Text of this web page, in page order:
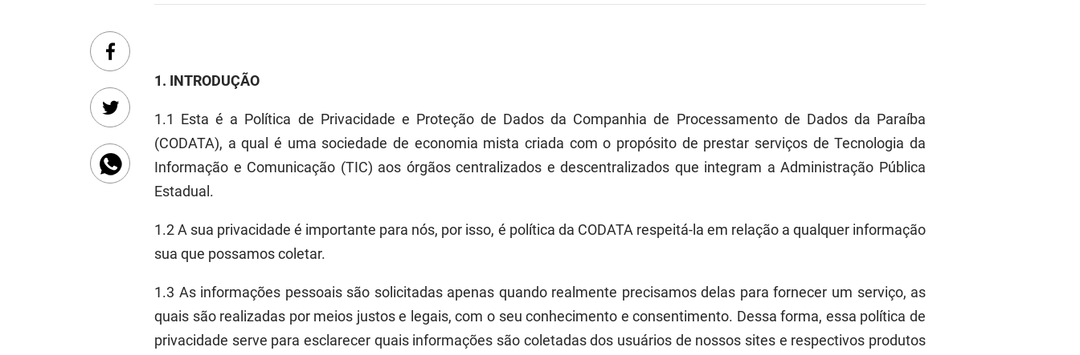
1. INTRODUÇÃO
1.1 Esta é a Política de Privacidade e Proteção de Dados da Companhia de Processamento de Dados da Paraíba
(CODATA), a qual é uma sociedade de economia mista criada com o propósito de prestar serviços de Tecnologia da
Informação e Comunicação (TIC) aos órgãos centralizados e descentralizados que integram a Administração Pública
Estadual .
1.2A sua privacidade é importante para nós, por isso, é política da CODATA respeitá-la em relação a qualquer informação
sua que possamos coletar.
1.3 As informações pessoais são solicitadasapenas quando realmente precisamos delas para fornecer um serviço, as
quais são realizadas por meios justos e legais, com o seu conhecimento e consentimento. Dessa forma, essa política de
privacidade serve para esclarecer quais informações são coletadas dos usuários de nossos sites e respectivos produtos